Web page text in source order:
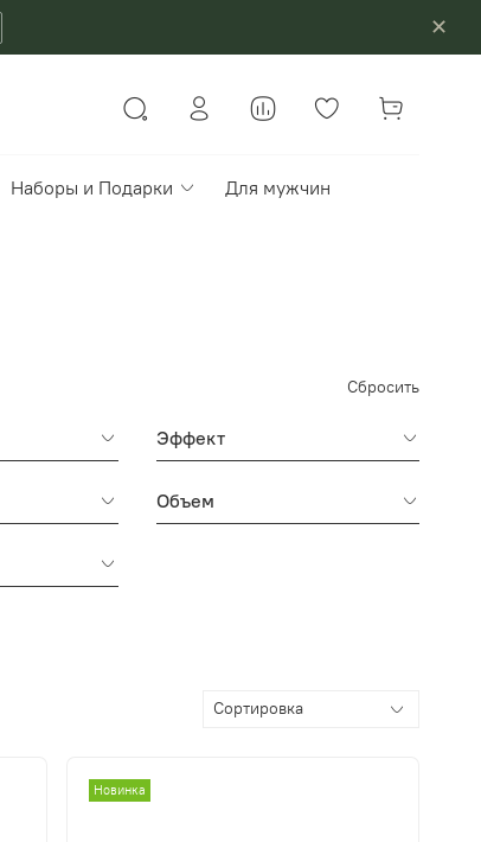
✕
Наборы и Подарки Для мужчин
Сбросить
Эффект
Объем
Новинка